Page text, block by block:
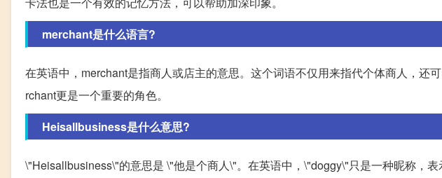
merchant是什么语言?
在英语中，merchant是指商人或店主的意思。这个词语不仅用来指代个体商人，还
rchant更是一个重要的角色。
Heisallbusiness是什么意思?
\"Heisallbusiness\"的意思是 \"他是个商人\"。在英语中，\"doggy\"只是一种昵称，